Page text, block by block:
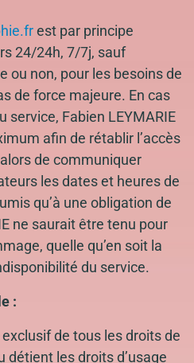
est par principe
24/24h, 7/7j, sauf
ou non, pour les besoins de
de force majeure. En cas
service, Fabien LEYMARIE
afin de rétablir l’accès
de communiquer
les dates et heures de
qu’à une obligation de
ne saurait être tenu pour
quelle qu’en soit la
du service.
:
de tous les droits de
les droits d’usage